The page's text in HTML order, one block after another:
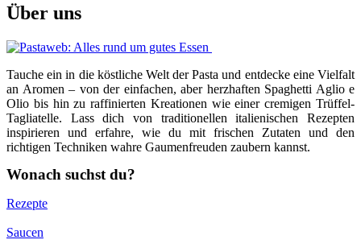
Über uns
Tauche ein in die köstliche Welt der Pasta und entdecke eine Vielfalt
an Aromen – von der einfachen, aber herzhaften Spaghetti Aglio e
Olio bis hin zu raffinierten Kreationen wie einer cremigen Trüffel-
Tagliatelle. Lass dich von traditionellen italienischen Rezepten
inspirieren und erfahre, wie du mit frischen Zutaten und den
richtigen Techniken wahre Gaumenfreuden zaubern kannst.
Wonach suchst du?
Rezepte
Saucen